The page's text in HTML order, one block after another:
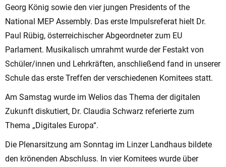
Georg König sowie den vier jungen Presidents of the
National MEP Assembly. Das erste Impulsreferat hielt Dr.
Paul Rübig, österreichischer Abgeordneter zum EU
Parlament. Musikalisch umrahmt wurde der Festakt von
Schüler/innen und Lehrkräften, anschließend fand in unserer
Schule das erste Treffen der verschiedenen Komitees statt.
Am Samstag wurde im Welios das Thema der digitalen
Zukunft diskutiert, Dr. Claudia Schwarz referierte zum
Thema „Digitales Europa“.
Die Plenarsitzung am Sonntag im Linzer Landhaus bildete
den krönenden Abschluss. In vier Komitees wurde über